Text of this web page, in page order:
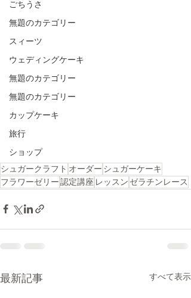
ごちうさ
無題のカテゴリー
スィーツ
ウェディングケーキ
無題のカテゴリー
無題のカテゴリー
カップケーキ
旅行
ショップ
シュガークラフト オーダー シュガーケーキ
フラワーゼリー認定講座 レッスン ゼラチンレース
最新記事 すべて表示